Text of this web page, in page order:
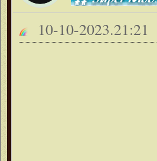
10-10-2023.21:21